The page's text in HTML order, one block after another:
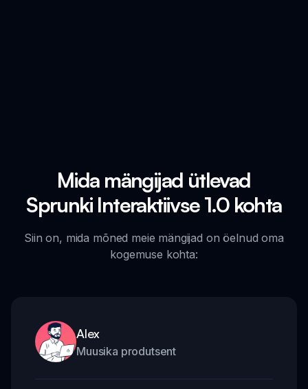
Mida mängijad ütlevad
Sprunki Interaktiivse 1.0 kohta
Siin on, mida mõned meie mängijad on öelnud oma
kogemuse kohta:
Alex
Muusika produtsent